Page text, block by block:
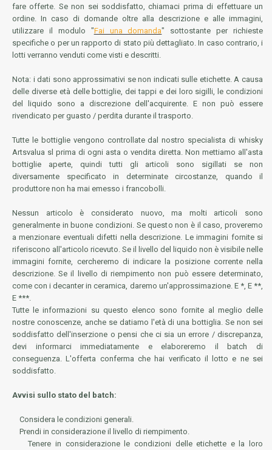
fare offerte. Se non sei soddisfatto, chiamaci prima di effettuare un
ordine. In caso di domande oltre alla descrizione e alle immagini,
utilizzare il modulo "Fai una domanda" sottostante per richieste
specifiche o per un rapporto di stato più dettagliato. In caso contrario, i
lotti verranno venduti come visti e descritti.
Nota: i dati sono approssimativi se non indicati sulle etichette. A causa
delle diverse età delle bottiglie, dei tappi e dei loro sigilli, le condizioni
del liquido sono a discrezione dell'acquirente. E non può essere
rivendicato per guasto / perdita durante il trasporto.
Tutte le bottiglie vengono controllate dal nostro specialista di whisky
Artsvalua sl prima di ogni asta o vendita diretta. Non mettiamo all'asta
bottiglie aperte, quindi tutti gli articoli sono sigillati se non
diversamente specificato in determinate circostanze, quando il
produttore non ha mai emesso i francobolli.
Nessun articolo è considerato nuovo, ma molti articoli sono
generalmente in buone condizioni. Se questo non è il caso, proveremo
a menzionare eventuali difetti nella descrizione. Le immagini fornite si
riferiscono all'articolo ricevuto. Se il livello del liquido non è visibile nelle
immagini fornite, cercheremo di indicare la posizione corrente nella
descrizione. Se il livello di riempimento non può essere determinato,
come con i decanter in ceramica, daremo un'approssimazione. E *, E **,
E ***.
Tutte le informazioni su questo elenco sono fornite al meglio delle
nostre conoscenze, anche se datiamo l'età di una bottiglia. Se non sei
soddisfatto dell'inserzione o pensi che ci sia un errore / discrepanza,
devi informarci immediatamente e elaboreremo il batch di
conseguenza. L'offerta conferma che hai verificato il lotto e ne sei
soddisfatto.
Avvisi sullo stato del batch:
Considera le condizioni generali.
Prendi in considerazione il livello di riempimento.
Tenere in considerazione le condizioni delle etichette e la loro